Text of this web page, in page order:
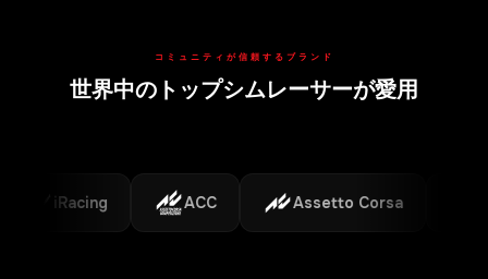
対応プラットフォーム
コミュニティが信頼するブランド
世界中のトップシムレーサーが愛用
iRacing ACC Assetto Corsa